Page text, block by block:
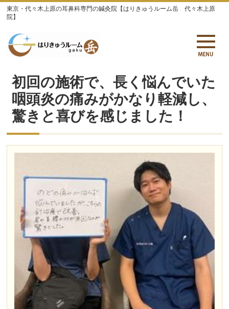
東京・代々木上原の耳鼻科専門の鍼灸院【はりきゅうルーム岳 代々木上原
院】
初回の施術で、長く悩んでいた
咽頭炎の痛みがかなり軽減し、
驚きと喜びを感じました！